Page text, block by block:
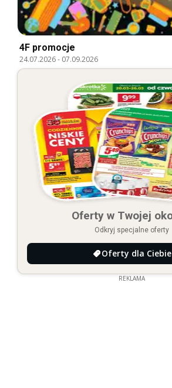
4F promocje
24.07.2026- 07.09.2026
Oferty w Twojej
Odkryj specjalne oferty
Oferty dla Ciebie
REKLAMA